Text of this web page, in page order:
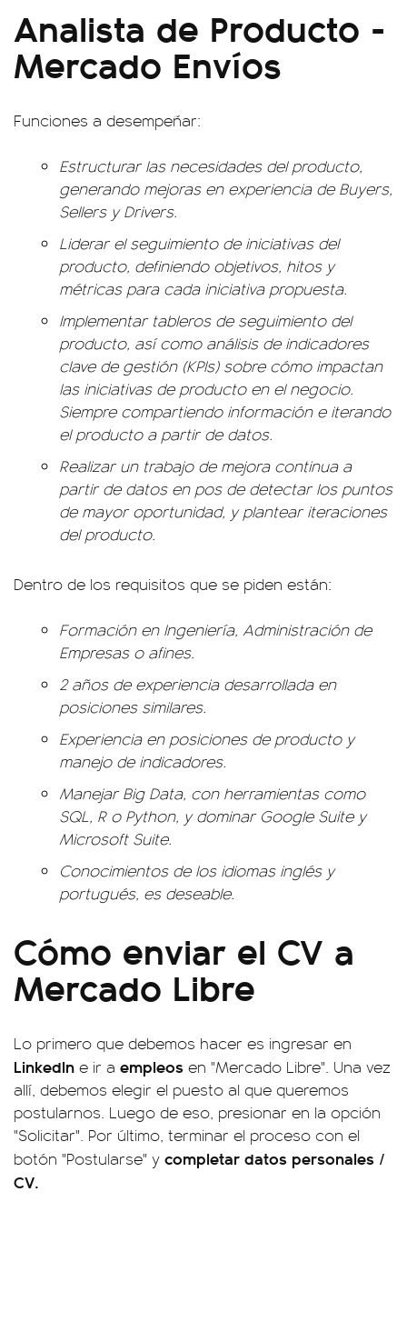
Analista de Producto -
Mercado Envíos
Funciones a desempeñar:
Estructurar las necesidades del producto,
generando mejoras en experiencia de Buyers,
Sellers y Drivers.
Liderar el seguimiento de iniciativas del
producto, definiendo objetivos, hitos y
métricas para cada iniciativa propuesta.
Implementar tableros de seguimiento del
producto, así como análisis de indicadores
clave de gestión (KPIs) sobre cómo impactan
las iniciativas de producto en el negocio.
Siempre compartiendo información e iterando
el producto a partir de datos.
Realizar un trabajo de mejora continua a
partir de datos en pos de detectar los puntos
de mayor oportunidad, y plantear iteraciones
del producto.
Dentro de los requisitos que se piden están:
Formación en Ingeniería, Administración de
Empresas o afines.
2 años de experiencia desarrollada en
posiciones similares.
Experiencia en posiciones de producto y
manejo de indicadores.
Manejar Big Data, con herramientas como
SQL, R o Python, y dominar Google Suite y
Microsoft Suite.
Conocimientos de los idiomas inglés y
portugués, es deseable.
Cómo enviar el CV a
Mercado Libre
Lo primero que debemos hacer es ingresar en
LinkedIn e ir a empleos en "Mercado Libre". Una vez
allí, debemos elegir el puesto al que queremos
postularnos. Luego de eso, presionar en la opción
"Solicitar". Por último, terminar el proceso con el
botón "Postularse" y completar datos personales /
CV.